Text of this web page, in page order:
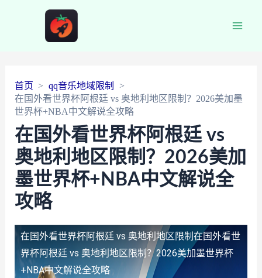
首页
qq音乐地域限制
在国外看世界杯阿根廷 vs 奥地利地区限制？2026美加墨
世界杯+NBA中文解说全攻略
在国外看世界杯阿根廷 vs
奥地利地区限制？2026美加
墨世界杯+NBA中文解说全
攻略
在国外看世界杯阿根廷 vs 奥地利地区限制 在国外看世
界杯阿根廷 vs 奥地利地区限制？2026美加墨世界杯
+NBA中文解说全攻略